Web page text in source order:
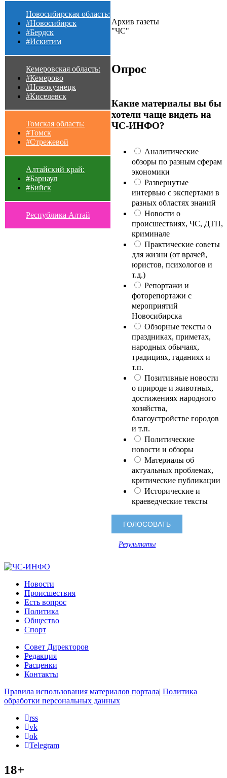
Новосибирская область:
#Новосибирск
#Бердск
#Искитим
Кемеровская область:
#Кемерово
#Новокузнецк
#Киселевск
Томская область:
#Томск
#Стрежевой
Алтайский край:
#Барнаул
#Бийск
Республика Алтай
Архив газеты
"ЧС"
Опрос
Какие материалы вы бы
хотели чаще видеть на
ЧС-ИНФО?
Аналитические
обзоры по разным сферам
экономики
Развернутые
интервью с экспертами в
разных областях знаний
Новости о
происшествиях, ЧС, ДТП,
криминале
Практические советы
для жизни (от врачей,
юристов, психологов и
т.д.)
Репортажи и
фоторепортажи с
мероприятий
Новосибирска
Обзорные тексты о
праздниках, приметах,
народных обычаях,
традициях, гаданиях и
т.п.
Позитивные новости
о природе и животных,
достижениях народного
хозяйства,
благоустройстве городов
и т.п.
Политические
новости и обзоры
Материалы об
актуальных проблемах,
критические публикации
Исторические и
краеведческие тексты
Результаты
Новости
Происшествия
Есть вопрос
Политика
Общество
Спорт
Совет Директоров
Редакция
Расценки
Контакты
Правила использования материалов портала| Политика
обработки персональных данных
rss
vk
ok
Telegram
18+